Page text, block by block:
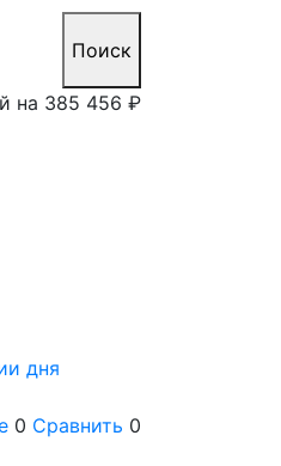
Поиск
на 385 456 ₽
дня
0 Сравнить 0